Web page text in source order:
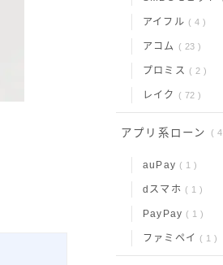
アイフル 4
アコム 23
プロミス 2
レイク 72
アプリ系ローン 4
auPay 1
dスマホ 1
PayPay 1
ファミペイ 1